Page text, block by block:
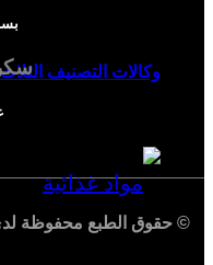
وكالات التصنيف
© حقوق الطبع محفوظة